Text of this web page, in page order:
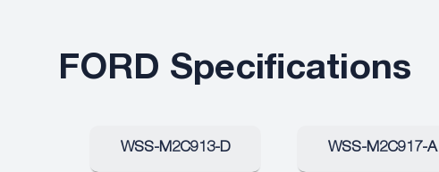
FORD Specifications
WSS-M2C913-D WSS-M2C917-A